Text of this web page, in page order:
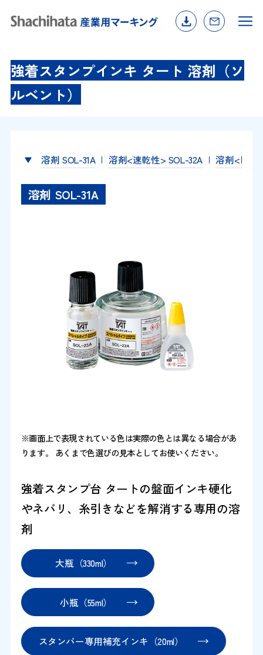
強着スタンプインキ タート 溶剤（ソ
ルベント）
溶剤 SOL-31A 溶剤<速乾性> SOL-32A 溶剤<日付
溶剤 SOL-31A
※画面上で表現されている色は実際の色とは異なる場合があ
ります。 あくまで色選びの見本としてお使いください。
強着スタンプ台 タートの盤面インキ硬化
やネバリ、糸引きなどを解消する専用の溶
剤
大瓶（330ml）
小瓶（55ml）
スタンパー専用補充インキ（20ml）